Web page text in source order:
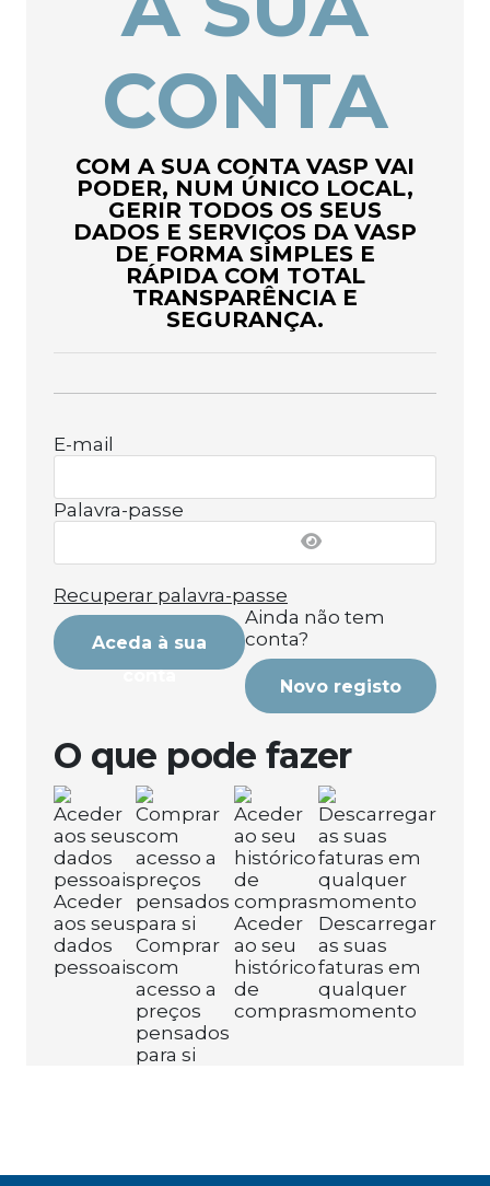
CONTA
COM A SUA CONTA VASP VAI
PODER, NUM ÚNICO LOCAL,
GERIR TODOS OS SEUS
DADOS E SERVIÇOS DA VASP
DE FORMA SIMPLES E
RÁPIDA COM TOTAL
TRANSPARÊNCIA E
SEGURANÇA.
E-mail
Palavra-passe
Recuperar palavra-passe
Aceda à sua
conta
Ainda não tem
conta?
Novo registo
O que pode fazer
Aceder
aos seus
dados
pessoais
Comprar
com
acesso a
preços
pensados
para si
Aceder
ao seu
histórico
de
compras
Descarregar
as suas
faturas em
qualquer
momento